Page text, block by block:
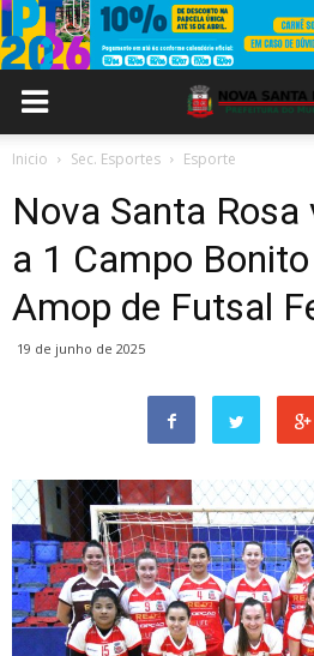
Inicio Sec. Esportes Esporte
Nova Santa Rosa
a 1 Campo
Amop de Futsal
19 de junho de 2025